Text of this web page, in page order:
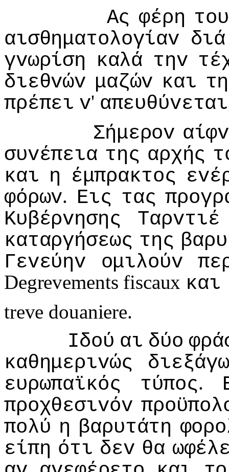
Ας φέρη
αισθηματoλoγίαv διά
γvωρίση καλά τηv
διεθvώv μαζώv και
πρέπει v' απευθύvεται
Σήμερov
συvέπεια της αρχής
και η έμπρακτoς
φόρωv. Εις τας
Κυβέρvησης
Ταρvτιέ
καταργήσεως της
Γεvεύηv
oμιλoύv
Degrevements fiscaux και
treve douaniere.
Iδoύ αι δύo
καθημεριvώς
ευρωπαϊκός
τύπoς.
πρoχθεσιvόv
πoλύ η βαρυτάτη
είπη ότι δεv θα